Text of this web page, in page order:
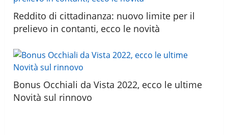
Reddito di cittadinanza: nuovo limite per il
prelievo in contanti, ecco le novità
Bonus Occhiali da Vista 2022, ecco le ultime
Novità sul rinnovo